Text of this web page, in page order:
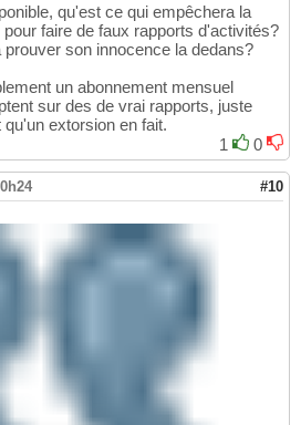
qu'est ce qui empêchera la
faire de faux rapports d'activités?
son innocence la dedans?
un abonnement mensuel
sur des de vrai rapports, juste
extorsion en fait.
1
0
#10